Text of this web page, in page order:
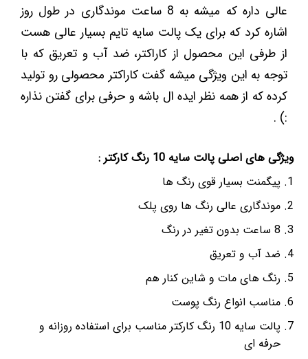
عالی داره که میشه به 8 ساعت موندگاری در طول روز
اشاره کرد که برای یک پالت سایه تایم بسیار عالی هست
از طرفی این محصول از کاراکتر، ضد آب و تعریق که با
توجه به این ویژگی میشه گفت کاراکتر محصولی رو تولید
کرده که از همه نظر ایده ال باشه و حرفی برای گفتن نذاره
:) .
ویژگی های اصلی پالت سایه 10 رنگ کارکتر :
پیگمنت بسیار قوی رنگ ها
موندگاری عالی رنگ ها روی پلک
8 ساعت بدون تغیر در رنگ
ضد آب و تعریق
رنگ های مات و شاین کنار هم
مناسب انواع رنگ پوست
پالت سایه 10 رنگ کارکتر مناسب برای استفاده روزانه و
حرفه ای